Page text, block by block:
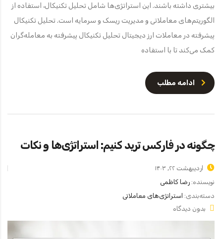
بیشتری داشته باشند. این استراتژی‌ها شامل تحلیل تکنیکال، استفاده از
الگوریتم‌های معاملاتی و مدیریت ریسک و سرمایه است. تحلیل تکنیکال
پیشرفته در معاملات ارز دیجیتال تحلیل تکنیکال پیشرفته به معامله‌گران
کمک می‌کند تا با استفاده
ادامه مطلب
چگونه در فارکس ترید کنیم: استراتژی‌ها و نکات
اردیبهشت ۲۲, ۱۴۰۳
نویسنده: رضا کاظمی
دسته‌بندی: استراتژی‌های معاملاتی
بدون دیدگاه